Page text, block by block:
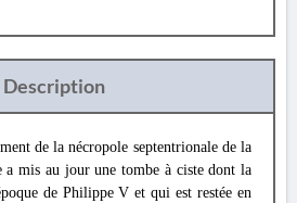
Description
de la nécropole septentrionale de la
a mis au jour une tombe à ciste dont la
de Philippe V et qui est restée en